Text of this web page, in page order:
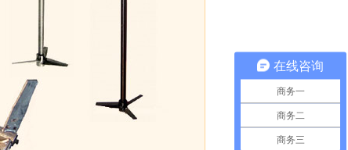
在线咨询
商务一
商务二
商务三